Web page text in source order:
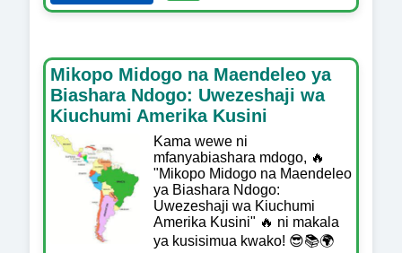
Mikopo Midogo na Maendeleo ya
Biashara Ndogo: Uwezeshaji wa
Kiuchumi Amerika Kusini
Kama wewe ni
mfanyabiashara mdogo, 🔥
"Mikopo Midogo na Maendeleo
ya Biashara Ndogo:
Uwezeshaji wa Kiuchumi
Amerika Kusini" 🔥 ni makala
ya kusisimua kwako! 😎📚🌍